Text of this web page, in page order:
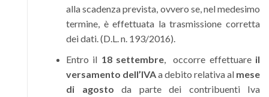
alla scadenza prevista, ovvero se, nel medesimo
termine, è effettuata la trasmissione corretta
dei dati. (D.L. n. 193/2016).
Entro il 18 settembre, occorre effettuare il
versamento dell’IVAa debito relativa al mese
di agosto da parte dei contribuenti Iva